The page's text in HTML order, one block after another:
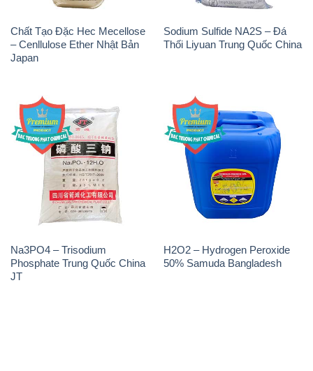
Chất Tạo Đặc Hec Mecellose
– Cenllulose Ether Nhật Bản
Japan
Sodium Sulfide NA2S – Đá
Thối Liyuan Trung Quốc China
Na3PO4 – Trisodium
Phosphate Trung Quốc China
JT
H2O2 – Hydrogen Peroxide
50% Samuda Bangladesh